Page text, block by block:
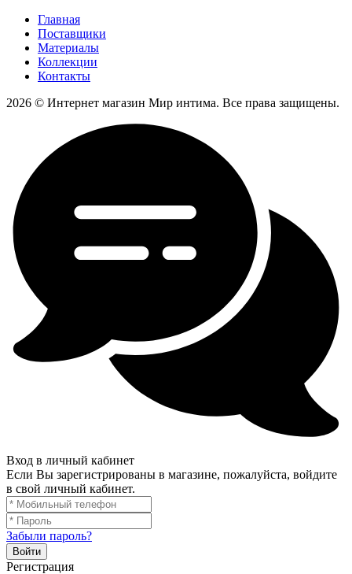
Главная
Поставщики
Материалы
Коллекции
Контакты
2026 © Интернет магазин Мир интима. Все права защищены.
Вход в личный кабинет
Если Вы зарегистрированы в магазине, пожалуйста, войдите
в свой личный кабинет.
Забыли пароль?
Войти
Регистрация